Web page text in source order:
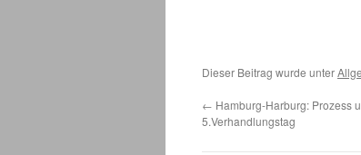
Dieser Beitrag wurde unter
← Hamburg-Harburg: Prozess
5.Verhandlungstag